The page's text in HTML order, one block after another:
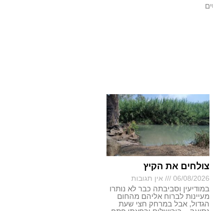
צולחים את הקיץ
06/08/2026 אין תגובות
במודיעין וסביבתה כבר לא נותרו
מעיינות לברוח אליהם מהחום
הגדול, אבל במרחק חצי שעת